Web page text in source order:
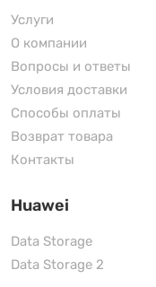
Услуги
О компании
Вопросы и ответы
Условия доставки
Способы оплаты
Возврат товара
Контакты
Huawei
Data Storage
Data Storage 2